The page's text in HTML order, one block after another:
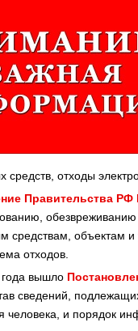
средств, отходы
Правительства РФ
средствам, объектам
отходов.
вышло
сведений,
человека, и порядок